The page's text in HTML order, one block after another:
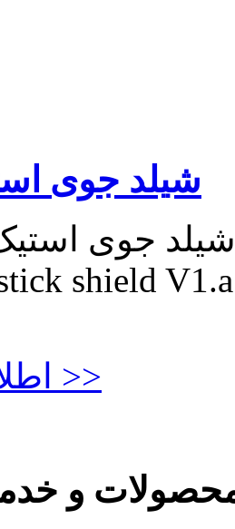
شیلد جوی
جوی استیک
اطلاعات بیشتر >>
و